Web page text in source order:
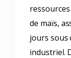
de maïs,
jours sous
industriel.